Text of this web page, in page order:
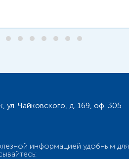
ул. Чайковского, д. 169, оф. 305
информацией удобным для